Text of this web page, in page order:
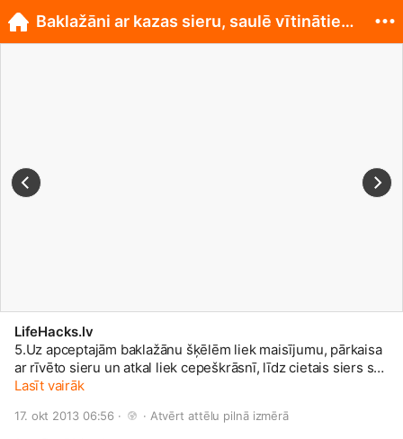
LifeHacks.lv
5.Uz apceptajām baklažānu šķēlēm liek maisījumu, pārkaisa
ar rīvēto sieru un atkal liek cepeškrāsnī, līdz cietais siers sāk
kust.
Lasīt vairāk
17. okt 2013 06:56 · · Atvērt attēlu pilnā izmērā
Baklažāni ar kazas sieru, saulē vītinātiem tomātie